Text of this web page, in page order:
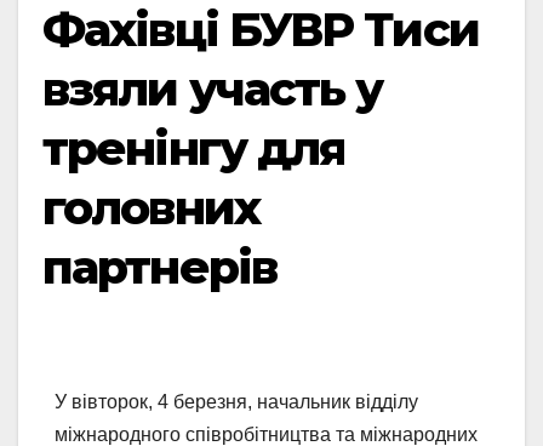
Фахівці БУВР Тиси
взяли участь у
тренінгу для
головних
партнерів
У вівторок, 4 березня, начальник відділу
міжнародного співробітництва та міжнародних